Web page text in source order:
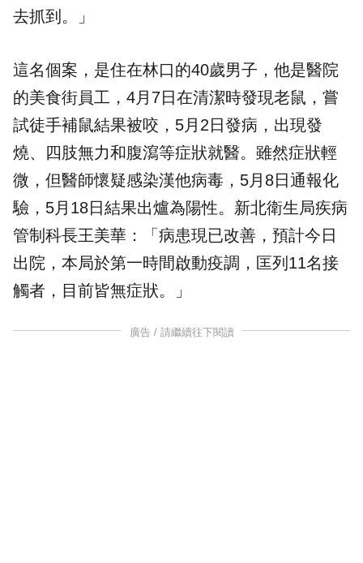
去抓到。」
這名個案，是住在林口的40歲男子，他是醫院
的美食街員工，4月7日在清潔時發現老鼠，嘗
試徒手補鼠結果被咬，5月2日發病，出現發
燒、四肢無力和腹瀉等症狀就醫。雖然症狀輕
微，但醫師懷疑感染漢他病毒，5月8日通報化
驗，5月18日結果出爐為陽性。新北衛生局疾病
管制科長王美華：「病患現已改善，預計今日
出院，本局於第一時間啟動疫調，匡列11名接
觸者，目前皆無症狀。」
廣告 / 請繼續往下閱讀